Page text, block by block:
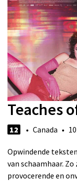
Teaches
12 • Canada •
Opwindende
van schaamhaar.
provocerende en